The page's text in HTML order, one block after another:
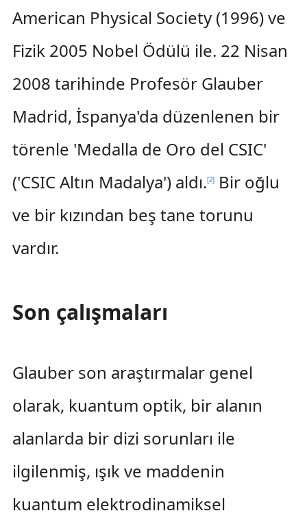
American Physical Society (1996) ve
Fizik 2005 Nobel Ödülü ile. 22 Nisan
2008 tarihinde Profesör Glauber
Madrid, İspanya'da düzenlenen bir
törenle 'Medalla de Oro del CSIC'
('CSIC Altın Madalya') aldı.[2]Bir oğlu
ve bir kızından beş tane torunu
vardır.
Son çalışmaları
Glauber son araştırmalar genel
olarak, kuantum optik, bir alanın
alanlarda bir dizi sorunları ile
ilgilenmiş, ışık ve maddenin
kuantum elektrodinamiksel